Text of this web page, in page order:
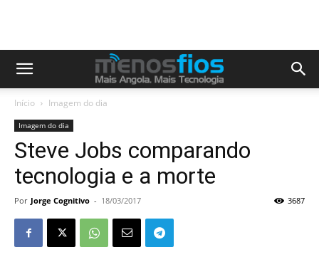
Início Imagem do dia
Imagem do dia
Steve Jobs comparando
tecnologia e a morte
Por Jorge Cognitivo - 18/03/2017 3687